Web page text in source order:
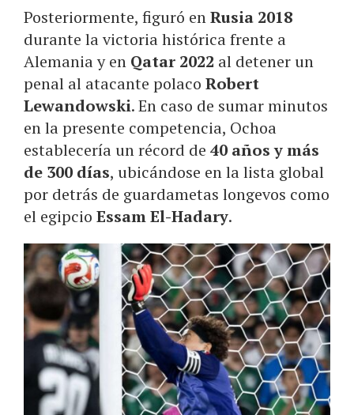
Posteriormente, figuró enRusia 2018
durante la victoria histórica frente a
Alemania y en Qatar 2022 al detener un
penal al atacante polaco Robert
Lewandowski. En caso de sumar minutos
en la presente competencia, Ochoa
establecería un récord de 40 años y más
de 300 días, ubicándose en la lista global
por detrás de guardametas longevos como
el egipcio Essam El-Hadary.